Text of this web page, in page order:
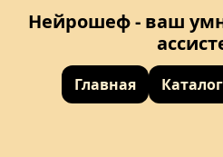
Нейрошеф - ваш
Главная Каталог